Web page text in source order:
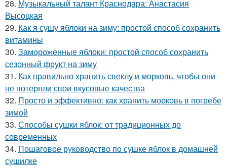
28. Музыкальный талант Краснодара: Анастасия
Высоцкая
29. Как я сушу яблоки на зиму: простой способ сохранить
витамины
30. Замороженные яблоки: простой способ сохранить
сезонный фрукт на зиму
31. Как правильно хранить свеклу и морковь, чтобы они
не потеряли свои вкусовые качества
32. Просто и эффективно: как хранить морковь в погребе
зимой
33. Способы сушки яблок: от традиционных до
современных
34. Пошаговое руководство по сушке яблок в домашней
сушилке